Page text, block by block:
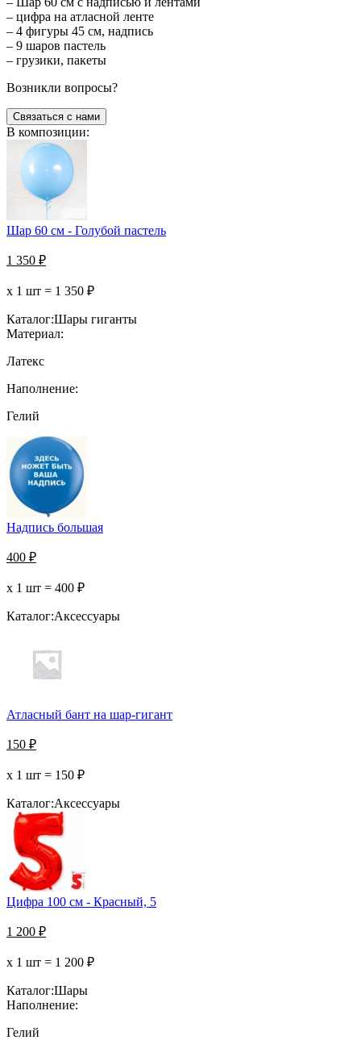
– цифра на атласной ленте
– 4 фигуры 45 см, надпись
– 9 шаров пастель
– грузики, пакеты
Возникли вопросы?
Связаться с нами
В композиции:
Шар 60 см - Голубой пастель
1 350 ₽
х 1 шт = 1 350 ₽
Каталог:Шары гиганты
Материал:
Латекс
Наполнение:
Гелий
Надпись большая
400 ₽
х 1 шт = 400 ₽
Каталог:Аксессуары
Атласный бант на шар-гигант
150 ₽
х 1 шт = 150 ₽
Каталог:Аксессуары
Цифра 100 см - Красный, 5
1 200 ₽
х 1 шт = 1 200 ₽
Каталог:Шары
Наполнение:
Гелий